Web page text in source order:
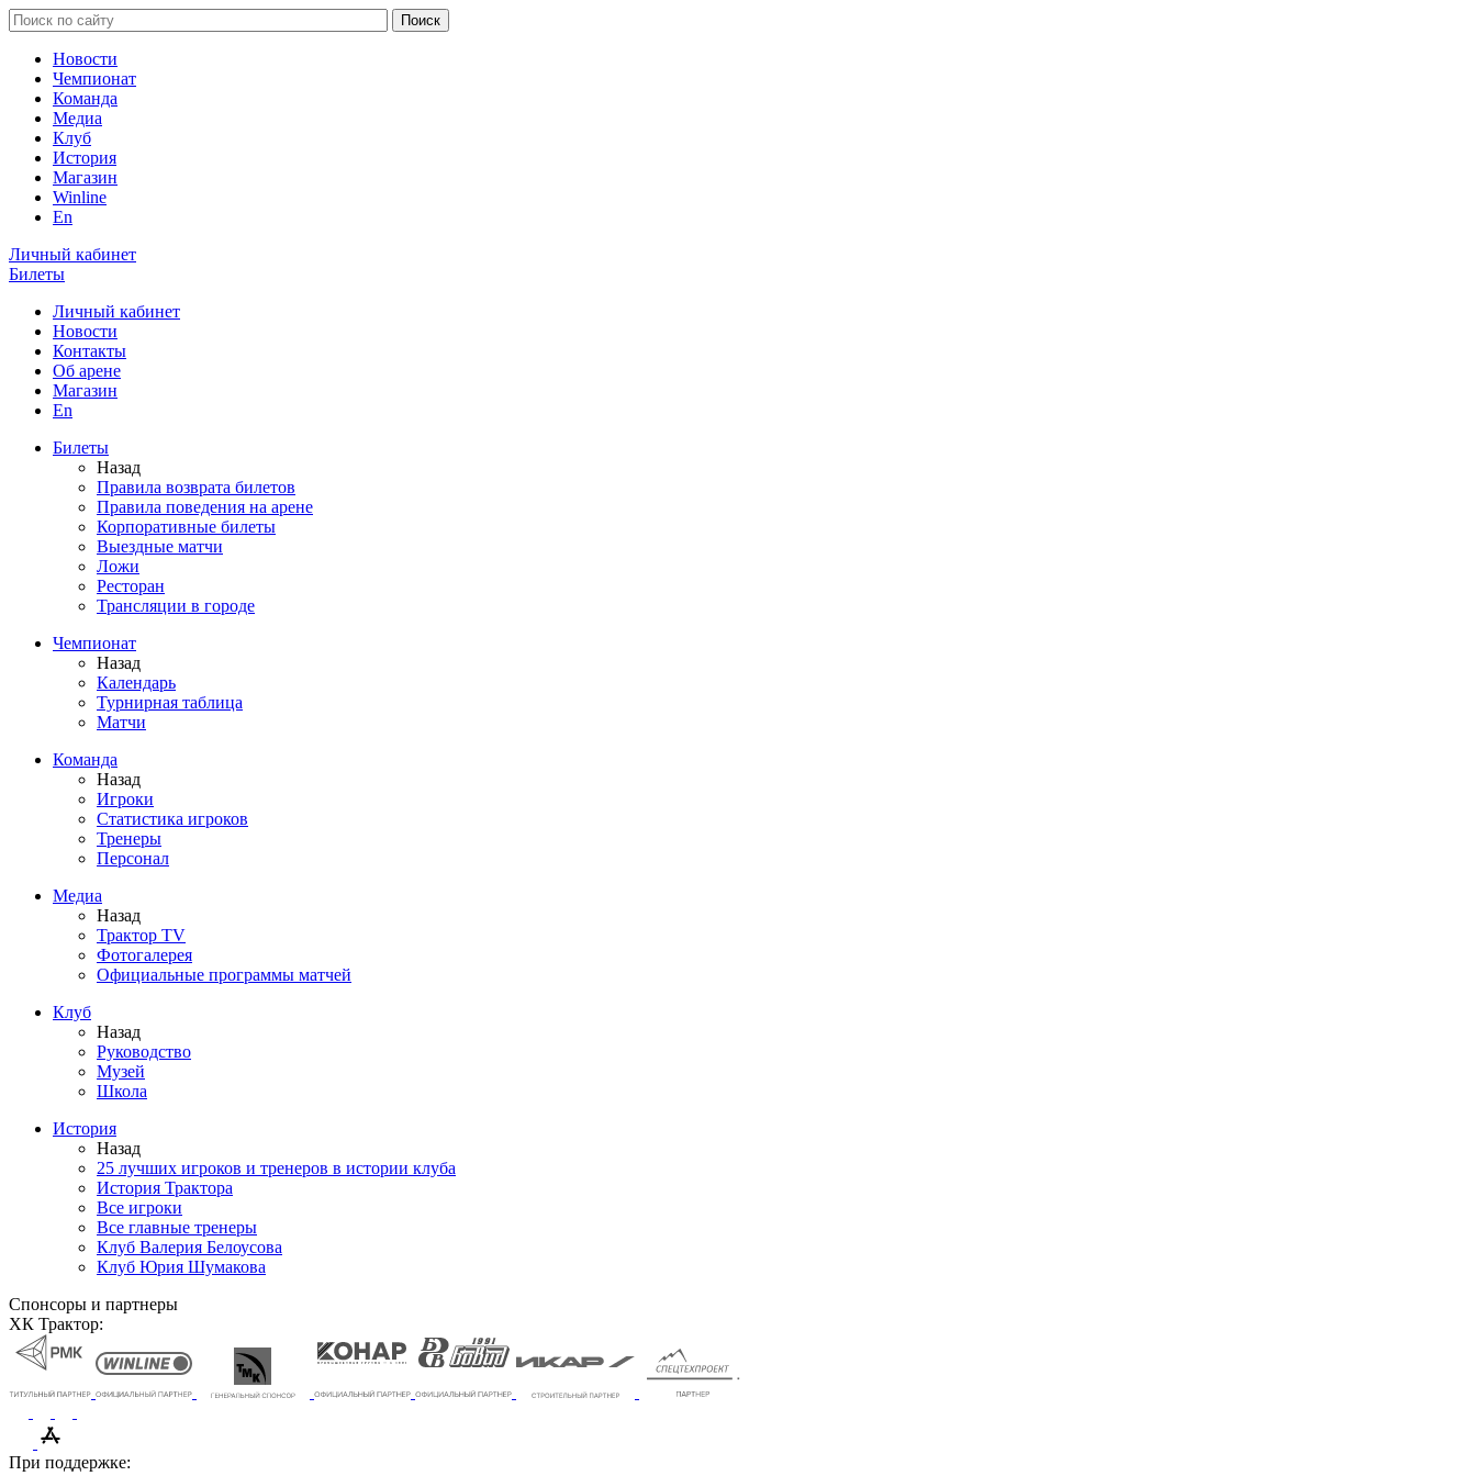
Новости
Чемпионат
Команда
Медиа
Клуб
История
Магазин
Winline
En
Личный кабинет
Билеты
Личный кабинет
Новости
Контакты
Об арене
Магазин
En
Билеты
Назад
Правила возврата билетов
Правила поведения на арене
Корпоративные билеты
Выездные матчи
Ложи
Ресторан
Трансляции в городе
Чемпионат
Назад
Календарь
Турнирная таблица
Матчи
Команда
Назад
Игроки
Статистика игроков
Тренеры
Персонал
Медиа
Назад
Трактор TV
Фотогалерея
Официальные программы матчей
Клуб
Назад
Руководство
Музей
Школа
История
Назад
25 лучших игроков и тренеров в истории клуба
История Трактора
Все игроки
Все главные тренеры
Клуб Валерия Белоусова
Клуб Юрия Шумакова
Спонсоры и партнеры
ХК Трактор:
При поддержке: